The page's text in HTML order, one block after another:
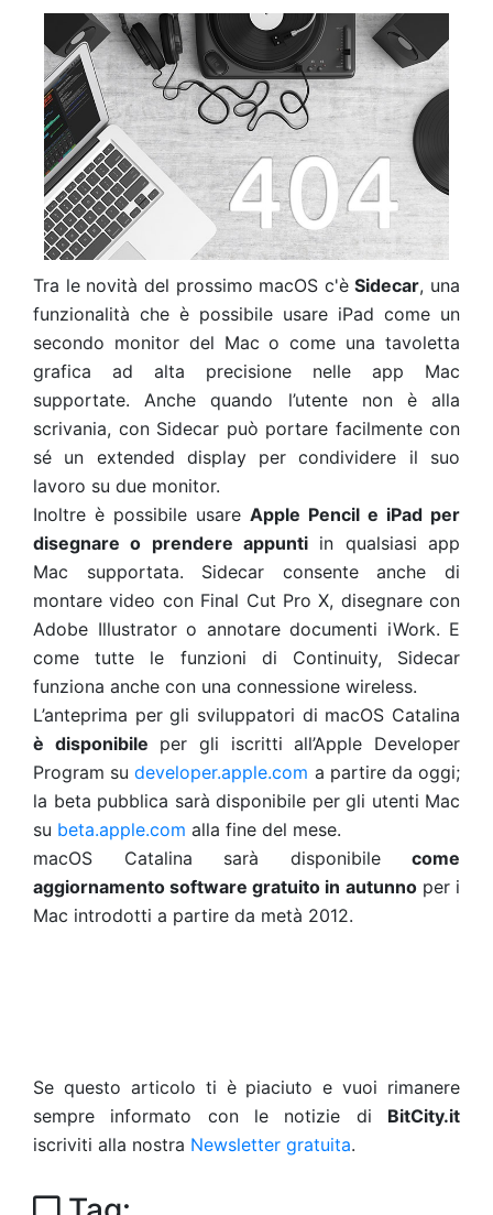
Tra le novità del prossimo macOS c'èSidecar, una
funzionalità che è possibile usare iPad come un
secondo monitor del Mac o come una tavoletta
grafica ad alta precisione nelle app Mac
supportate. Anche quando l’utente non è alla
scrivania, con Sidecar può portare facilmente con
sé un extended display per condividere il suo
lavoro su due monitor.
Inoltre è possibile usare Apple Pencil e iPad per
disegnare o prendere appunti in qualsiasi app
Mac supportata. Sidecar consente anche di
montare video con Final Cut Pro X, disegnare con
Adobe Illustrator o annotare documenti iWork. E
come tutte le funzioni di Continuity, Sidecar
funziona anche con una connessione wireless.
L’anteprima per gli sviluppatori di macOS Catalina
è disponibile per gli iscritti all’Apple Developer
Program sudeveloper.apple.com a partire da oggi;
la beta pubblica sarà disponibile per gli utenti Mac
su beta.apple.com alla fine del mese.
macOS Catalina sarà disponibile come
aggiornamento software gratuito in autunnoper i
Mac introdotti a partire da metà 2012.
Se questo articolo ti è piaciuto e vuoi rimanere
sempre informato con le notizie di BitCity.it
iscriviti alla nostra Newsletter gratuita.